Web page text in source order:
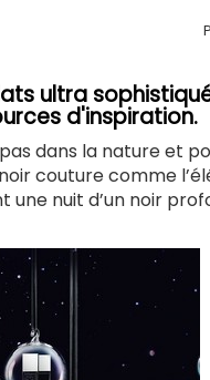
ultra
d'inspiration.
dans la nature et
couture comme
une nuit d’un noir